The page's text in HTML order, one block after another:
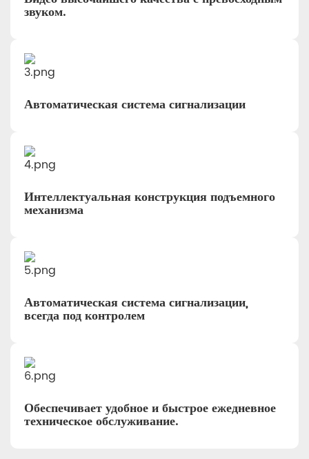
звуком.
Автоматическая система сигнализации
Интеллектуальная конструкция подъемного
механизма
Автоматическая система сигнализации,
всегда под контролем
Обеспечивает удобное и быстрое ежедневное
техническое обслуживание.